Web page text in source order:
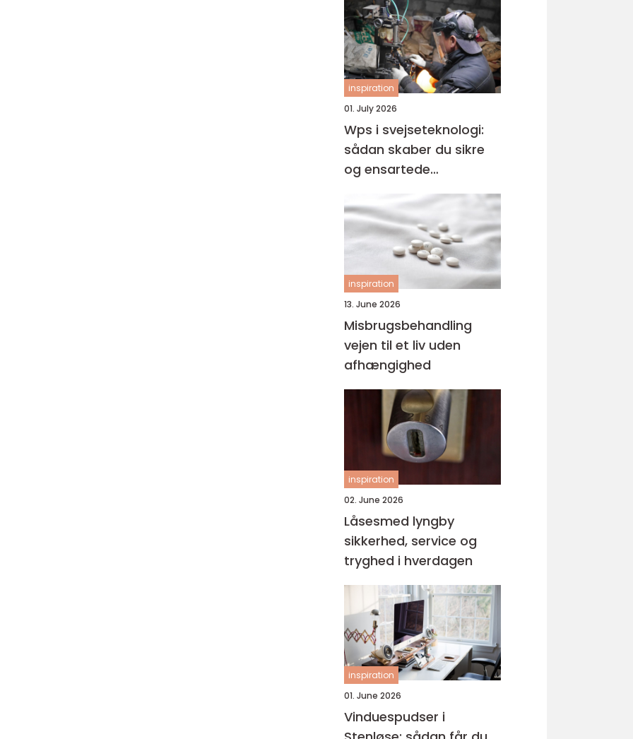
inspiration
01. July 2026
Wps i svejseteknologi:
sådan skaber du sikre
og ensartede
inspiration
13. June 2026
Misbrugsbehandling
vejen til et liv uden
afhængighed
inspiration
02. June 2026
Låsesmed lyngby
sikkerhed, service og
tryghed i hverdagen
inspiration
01. June 2026
Vinduespudser i